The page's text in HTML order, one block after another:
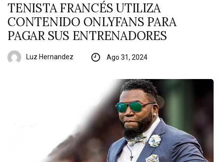
TENISTA FRANCÉS UTILIZA
CONTENIDO ONLYFANS PARA
PAGAR SUS ENTRENADORES
Luz Hernandez Ago 31, 2024